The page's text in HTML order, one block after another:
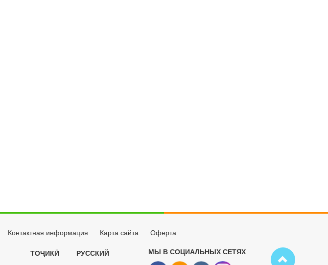
Контактная информация Карта сайта Оферта
ТОҶИКӢ РУССКИЙ МЫ В СОЦИАЛЬНЫХ СЕТЯХ